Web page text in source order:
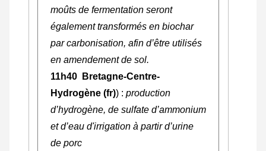
moûts de fermentation seront
également transformés en biochar
par carbonisation, afin d’être utilisés
en amendement de sol.
11h40 Bretagne-Centre-
Hydrogène (fr)) :production
d’hydrogène, de sulfate d’ammonium
et d’eau d'irrigation à partir d’urine
de porc